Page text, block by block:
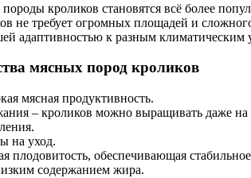
кроликов становятся всё более
не требует огромных площадей и
адаптивностью к разным климатическим
мясных пород кроликов
мясная продуктивность.
– кроликов можно выращивать даже
на уход.
плодовитость, обеспечивающая
содержанием жира.